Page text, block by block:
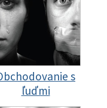
s
ľuďmi